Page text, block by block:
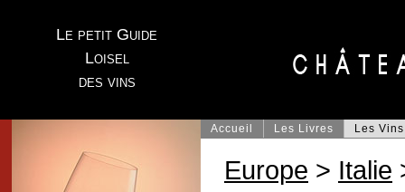
Le petit Guide
Loisel
des vins
Accueil Les Livres Les Vins
Europe > Italie